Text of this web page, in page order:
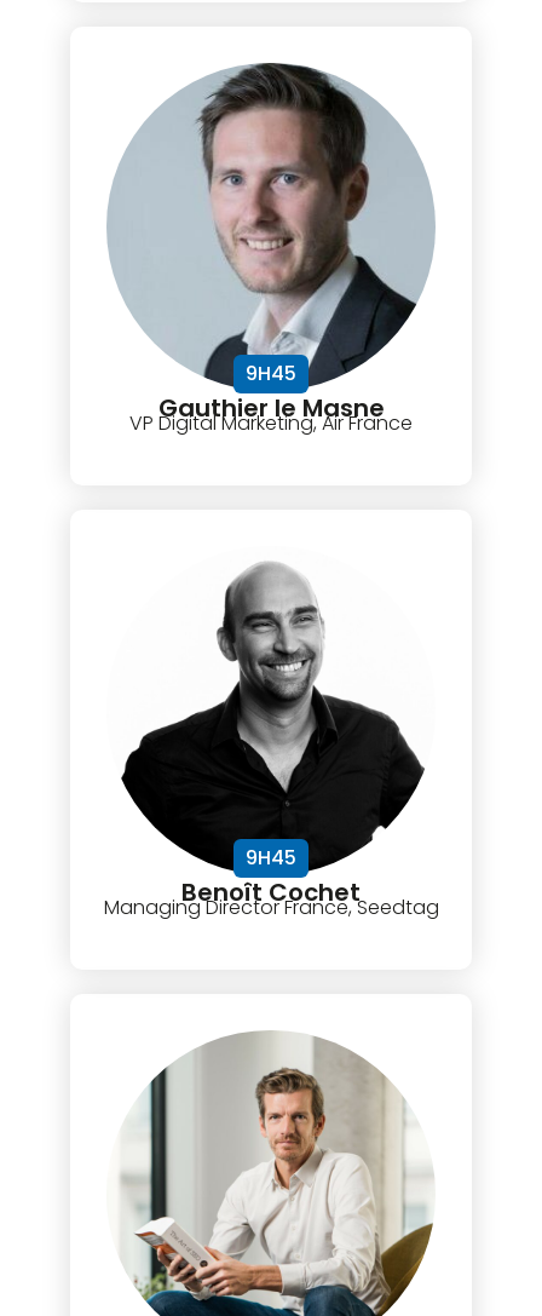
9H45
Gauthier le Masne
VP Digital Marketing, Air France
9H45
Benoît Cochet
Managing Director France, Seedtag